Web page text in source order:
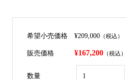
希望小売価格 ¥209,000（税込）
販売価格 ¥167,200（税込）
数量